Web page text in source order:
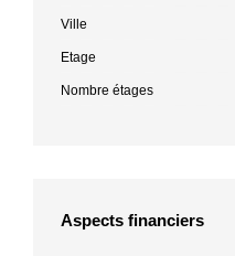
Ville
Etage
Nombre étages
Aspects financiers